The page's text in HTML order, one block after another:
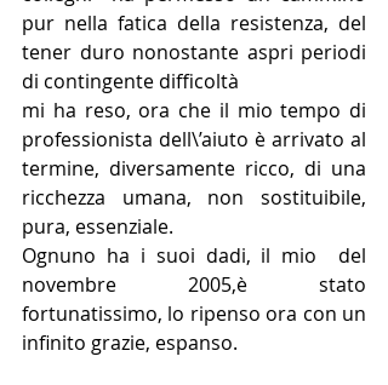
pur nella fatica della resistenza, del
tener duro nonostante aspri periodi
di contingente difficoltà
mi ha reso, ora che il mio tempo di
professionista dell\’aiuto è arrivato al
termine, diversamente ricco, di una
ricchezza umana, non sostituibile,
pura, essenziale.
Ognuno ha i suoi dadi, il mio  del
novembre 2005,è stato
fortunatissimo, lo ripenso ora con un
infinito grazie, espanso.